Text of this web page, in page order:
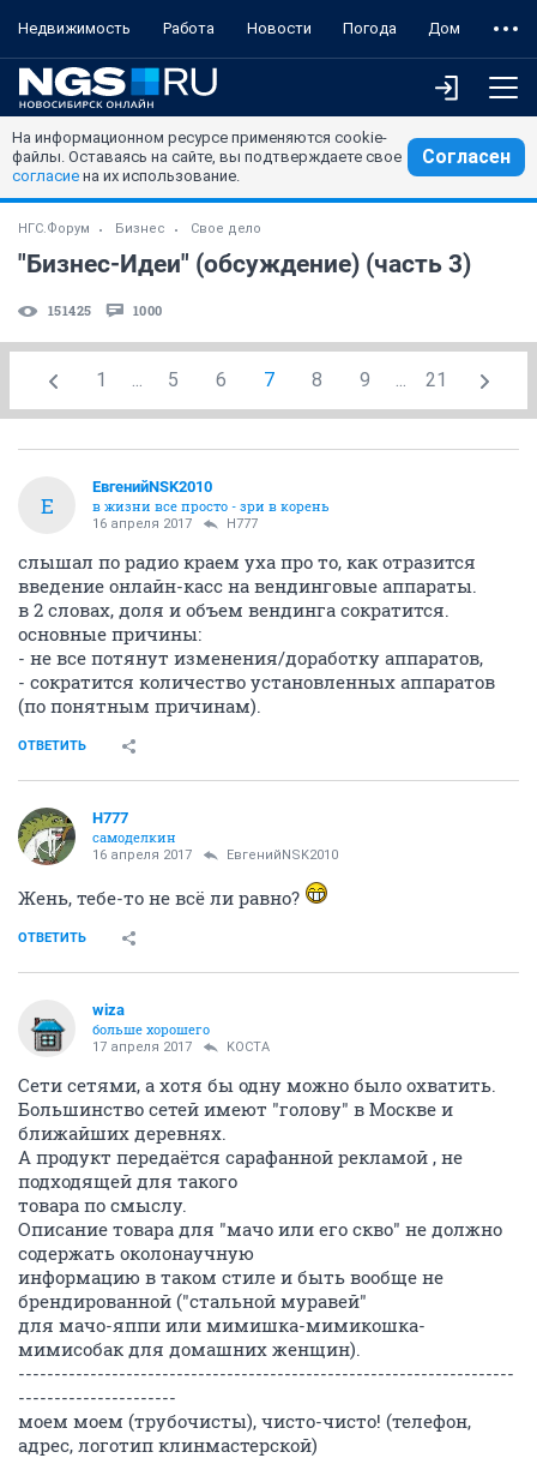
Недвижимость Работа Новости Погода Дом
На информационном ресурсе применяются cookie-
файлы. Оставаясь на сайте, вы подтверждаете свое
согласие на их использование.
Согласен
НГС.Форум Бизнес Свое дело
"Бизнес-Идеи" (обсуждение) (часть 3)
151425 1000
1 ... 5 6 7 8 9 ... 21
Е
ЕвгенийNSK2010
в жизни все просто - зри в корень
16 апреля 2017 H777
слышал по радио краем уха про то, как отразится
введение онлайн-касс на вендинговые аппараты.
в 2 словах, доля и объем вендинга сократится.
основные причины:
- не все потянут изменения/доработку аппаратов,
- сократится количество установленных аппаратов
(по понятным причинам).
ОТВЕТИТЬ
H777
самоделкин
16 апреля 2017 ЕвгенийNSK2010
Жень, тебе-то не всё ли равно?
ОТВЕТИТЬ
wiza
больше хорошего
17 апреля 2017 KOCTA
Сети сетями, а хотя бы одну можно было охватить.
Большинство сетей имеют "голову" в Москве и
ближайших деревнях.
А продукт передаётся сарафанной рекламой , не
подходящей для такого
товара по смыслу.
Описание товара для "мачо или его скво" не должно
содержать околонаучную
информацию в таком стиле и быть вообще не
брендированной ("стальной муравей"
для мачо-яппи или мимишка-мимикошка-
мимисобак для домашних женщин).
---------------------------------------------------------------------
----------------------
моем моем (трубочисты), чисто-чисто! (телефон,
адрес, логотип клинмастерской)